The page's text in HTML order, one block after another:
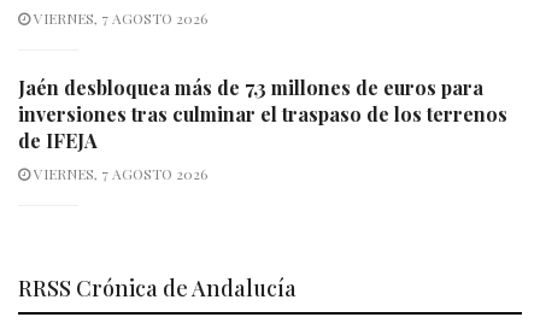
VIERNES, 7 AGOSTO 2026
Jaén desbloquea más de 7,3 millones de euros para
inversiones tras culminar el traspaso de los terrenos
de IFEJA
VIERNES, 7 AGOSTO 2026
RRSS Crónica de Andalucía